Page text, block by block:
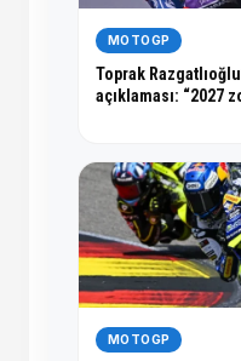
MOTOGP
Toprak
açıklaması: “2027
MOTOGP